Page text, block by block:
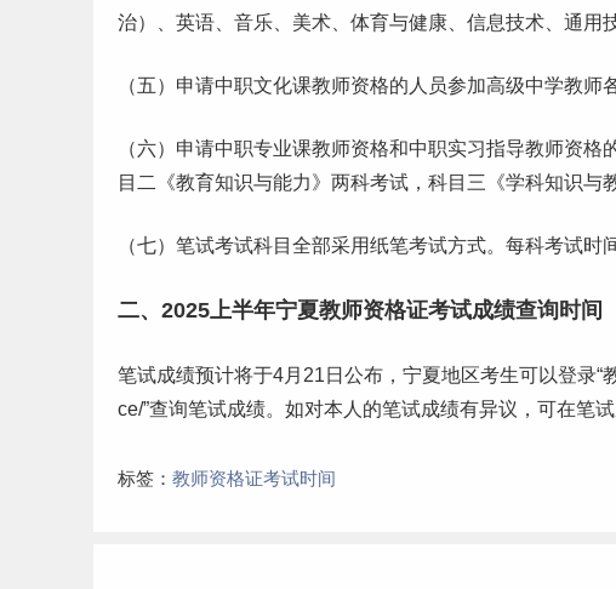
治）、英语、音乐、美术、体育与健康、信息技术、通用
（五）申请中职文化课教师资格的人员参加高级中学教师
（六）申请中职专业课教师资格和中职实习指导教师资
目二《教育知识与能力》两科考试，科目三《学科知识与
（七）笔试考试科目全部采用纸笔考试方式。每科考试时
二、2025上半年宁夏教师资格证考试成绩查询时间
笔试成绩预计将于4月21日公布，宁夏地区考生可以登录
ce/”查询笔试成绩。如对本人的笔试成绩有异议，可在笔
标签： 教师资格证考试时间